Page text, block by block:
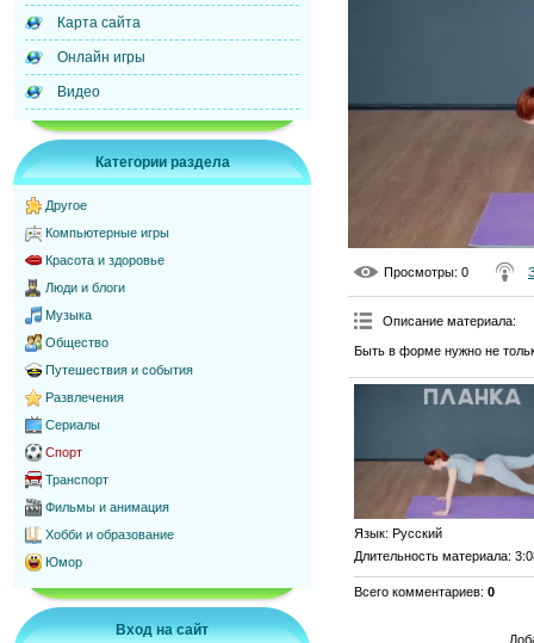
Карта сайта
Онлайн игры
Видео
Категории раздела
Другое
Компьютерные игры
Красота и здоровье
Люди и блоги
Музыка
Общество
Путешествия и события
Развлечения
Сериалы
Спорт
Транспорт
Фильмы и анимация
Хобби и образование
Юмор
Вход на сайт
Просмотры: 0
Описание материала:
Быть в форме нужно не
Язык: Русский
Длительность материала:
Всего комментариев: 0